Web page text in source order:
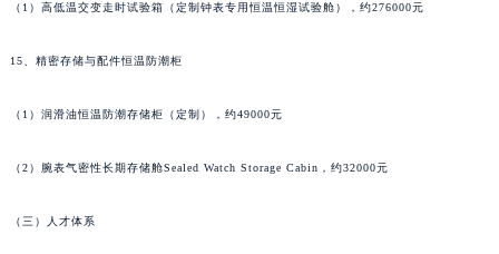
（1）高低温交变走时试验箱（定制钟表专用恒温恒湿试验舱），约276000元
15、精密存储与配件恒温防潮柜
（1）润滑油恒温防潮存储柜（定制），约49000元
（2）腕表气密性长期存储舱Sealed Watch Storage Cabin，约32000元
（三）人才体系